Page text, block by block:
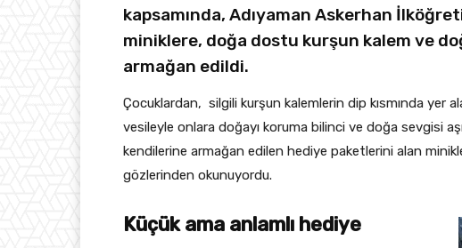
kapsamında, Adıyaman Askerhan
miniklere, doğa dostu kurşun kalem ve
armağan edildi.
Çocuklardan, silgili kurşun kalemlerin dip kısmında yer
vesileyle onlara doğayı koruma bilinci ve doğa sevgisi
kendilerine armağan edilen hediye paketlerini alan
gözlerinden okunuyordu.
Küçük ama anlamlı hediye